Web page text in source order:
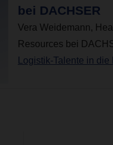
bei DACHSER
Vera Weidemann, He
Resources bei
Logistik-Talente in